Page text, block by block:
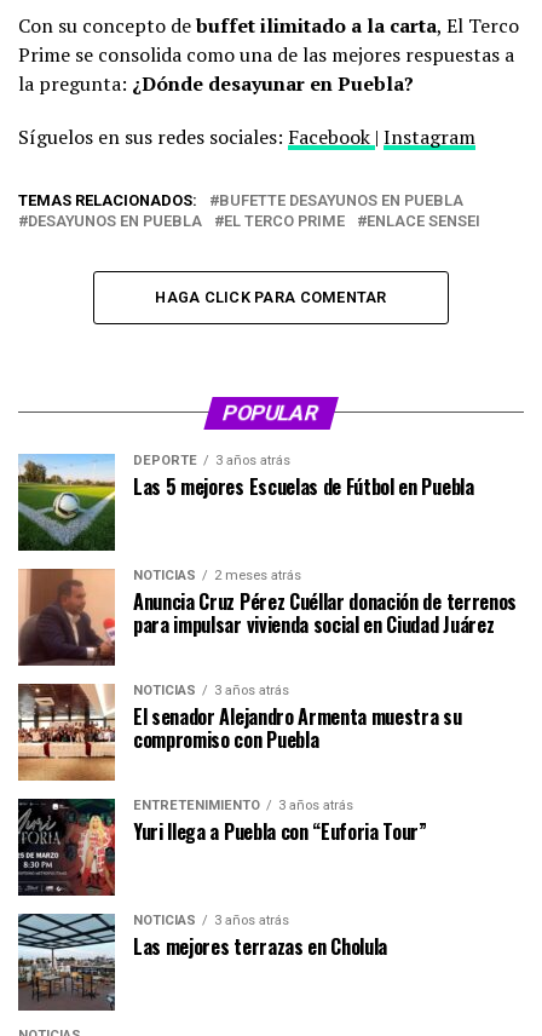
Con su concepto debuffet ilimitado a la carta, El Terco
Prime se consolida como una de las mejores respuestas a
la pregunta: ¿Dónde desayunar en Puebla?
Síguelos en sus redes sociales: Facebook | Instagram
TEMAS RELACIONADOS:
BUFETTE DESAYUNOS EN PUEBLA
DESAYUNOS EN PUEBLA
EL TERCO PRIME ENLACE SENSEI
HAGA CLICK PARA COMENTAR
POPULAR
DEPORTE 3 años atrás
Las 5 mejores Escuelas de Fútbol en Puebla
NOTICIAS 2 meses atrás
Anuncia Cruz Pérez Cuéllar donación de terrenos
para impulsar vivienda social en Ciudad Juárez
NOTICIAS 3 años atrás
El senador Alejandro Armenta muestra su
compromiso con Puebla
ENTRETENIMIENTO 3 años atrás
Yuri llega a Puebla con “Euforia Tour”
NOTICIAS 3 años atrás
Las mejores terrazas en Cholula